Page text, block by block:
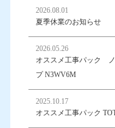
2026.08.01
夏季休業のお知らせ
2026.05.26
オススメ工事パック ノ
プ N3WV6M
2025.10.17
オススメ工事パック